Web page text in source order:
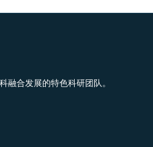
融合发展的特色科研团队。